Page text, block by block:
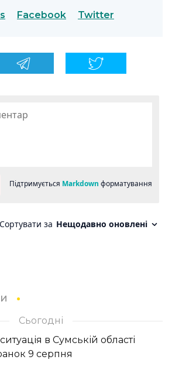
Facebook Twitter
Сьогодні
в Сумській області
9 серпня